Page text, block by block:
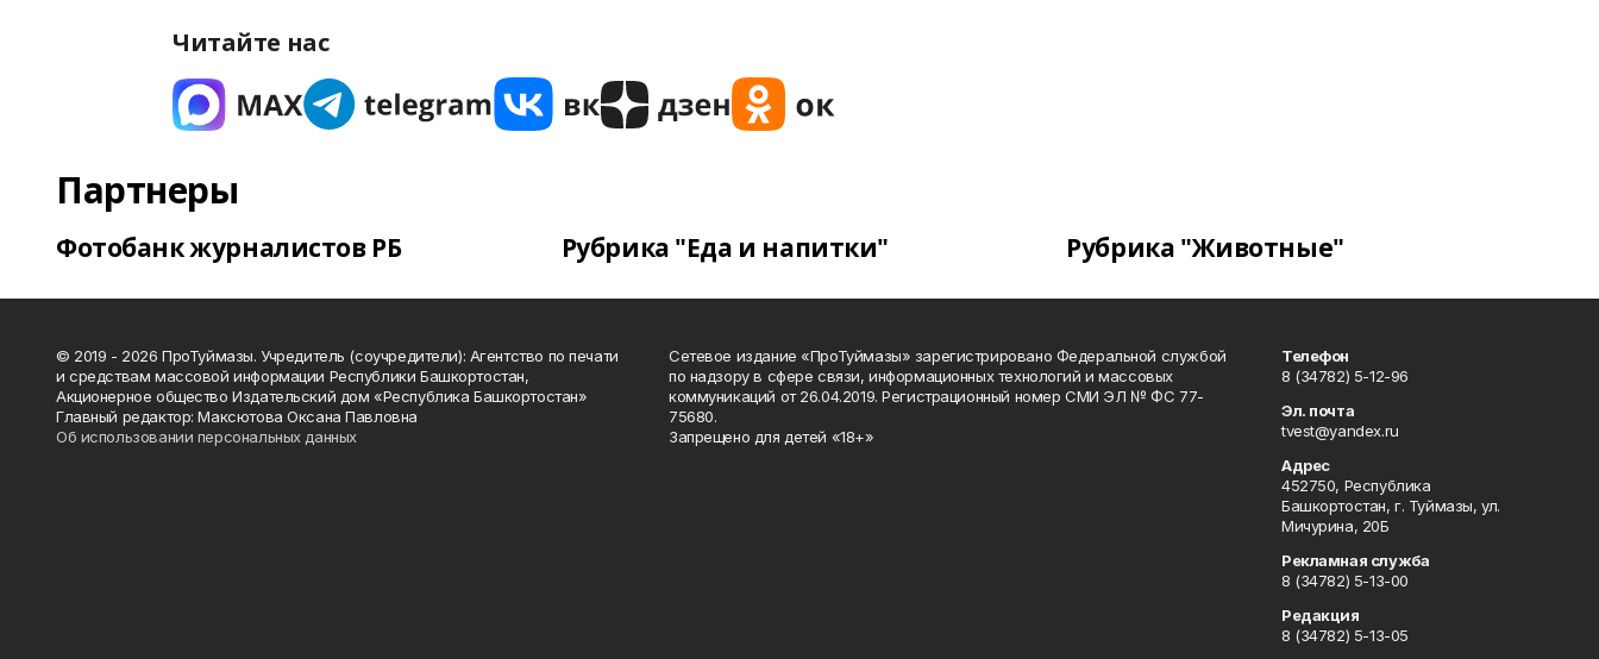
Читайте нас
Партнеры
Фотобанк журналистов РБ Рубрика "Еда и напитки" Рубрика "Животные"
© 2019 - 2026 ПроТуймазы. Учредитель (соучредители): Агентство по печати
и средствам массовой информации Республики Башкортостан,
Акционерное общество Издательский дом «Республика Башкортостан»
Главный редактор: Максютова Оксана Павловна
Об использовании персональных данных
Сетевое издание «ПроТуймазы» зарегистрировано Федеральной службой
по надзору в сфере связи, информационных технологий и массовых
коммуникаций от 26.04.2019. Регистрационный номер СМИ ЭЛ № ФС 77-
75680.
Запрещено для детей «18+»
Телефон
8 (34782) 5-12-96
Эл. почта
tvest@yandex.ru
Адрес
452750, Республика
Башкортостан, г. Туймазы, ул.
Мичурина, 20Б
Рекламная служба
8 (34782) 5-13-00
Редакция
8 (34782) 5-13-05